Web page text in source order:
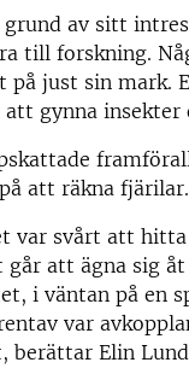
av sitt
till forskning.
just sin mark.
gynna insekter
att räkna fjärilar.
var svårt att
att ägna sig
i väntan på en
var
berättar Elin